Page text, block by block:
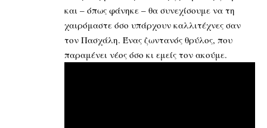
και – όπως φάνηκε – θα συνεχίσουμε να τη
χαιρόμαστε όσο υπάρχουν καλλιτέχνες σαν
τον Πασχάλη. Ένας ζωντανός θρύλος, που
παραμένει νέος όσο κι εμείς τον ακούμε.